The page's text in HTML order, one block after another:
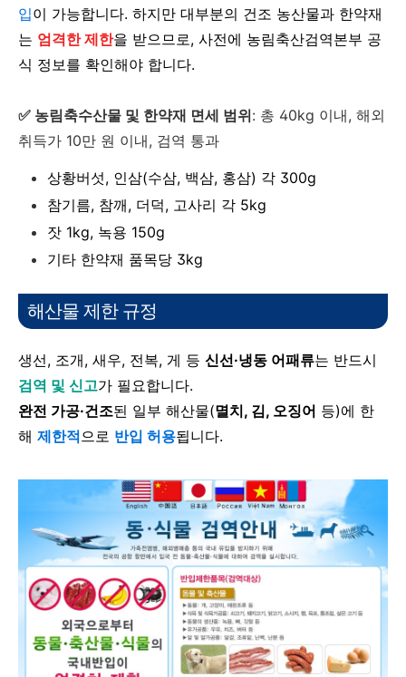
입이 가능합니다. 하지만 대부분의 건조 농산물과 한약재
는 엄격한 제한을 받으므로, 사전에 농림축산검역본부 공
식 정보를 확인해야 합니다.
✅ 농림축수산물 및 한약재 면세 범위: 총 40kg 이내, 해외
취득가 10만 원 이내, 검역 통과
상황버섯, 인삼(수삼, 백삼, 홍삼) 각 300g
참기름, 참깨, 더덕, 고사리 각 5kg
잣 1kg, 녹용 150g
기타 한약재 품목당 3kg
해산물 제한 규정
생선, 조개, 새우, 전복, 게 등 신선·냉동 어패류는 반드시
검역 및 신고가 필요합니다.
완전 가공·건조된 일부 해산물(멸치, 김, 오징어 등)에 한
해 제한적으로 반입 허용됩니다.